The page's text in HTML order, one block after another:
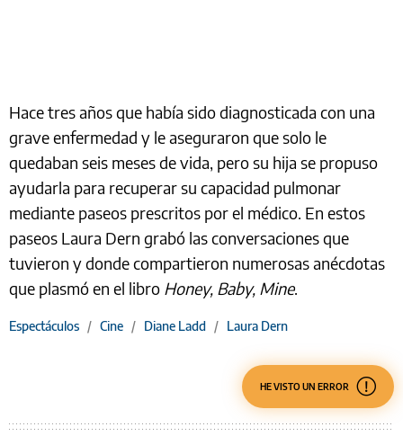
Hace tres años que había sido diagnosticada con una
grave enfermedad y le aseguraron que solo le
quedaban seis meses de vida, pero su hija se propuso
ayudarla para recuperar su capacidad pulmonar
mediante paseos prescritos por el médico. En estos
paseos Laura Dern grabó las conversaciones que
tuvieron y donde compartieron numerosas anécdotas
que plasmó en el libro Honey, Baby, Mine.
Espectáculos / Cine / Diane Ladd / Laura Dern
HE VISTO UN ERROR